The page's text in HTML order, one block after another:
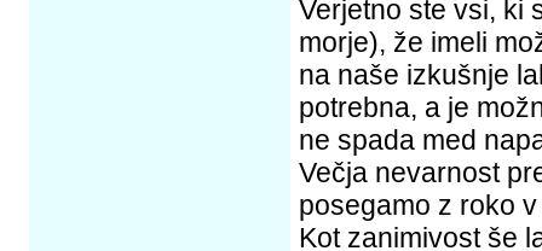
Verjetno ste vsi, ki
morje), že imeli
na naše izkušnje
potrebna, a je
ne spada med
Večja nevarnost
posegamo z roko
Kot zanimivost še